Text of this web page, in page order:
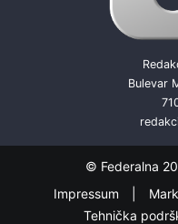
Bulevar
© Federalna
Impressum
Tehnička